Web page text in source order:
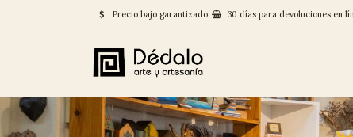
Precio bajo garantizado 30 días para devoluciones en